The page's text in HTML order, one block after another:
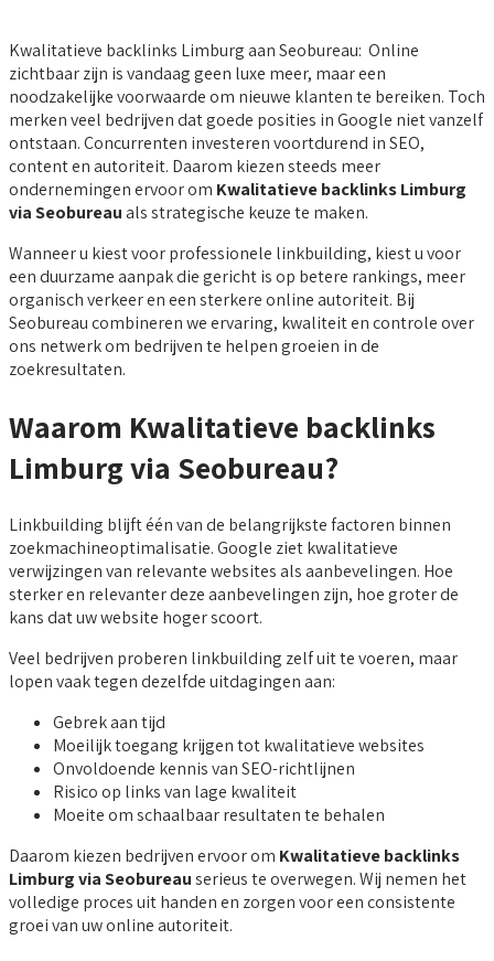
Kwalitatieve backlinks Limburg aan Seobureau: Online
zichtbaar zijn is vandaag geen luxe meer, maar een
noodzakelijke voorwaarde om nieuwe klanten te bereiken. Toch
merken veel bedrijven dat goede posities in Google niet vanzelf
ontstaan. Concurrenten investeren voortdurend in SEO,
content en autoriteit. Daarom kiezen steeds meer
ondernemingen ervoor om Kwalitatieve backlinks Limburg
via Seobureauals strategische keuze te maken.
Wanneer u kiest voor professionele linkbuilding, kiest u voor
een duurzame aanpak die gericht is op betere rankings, meer
organisch verkeer en een sterkere online autoriteit. Bij
Seobureau combineren we ervaring, kwaliteit en controle over
ons netwerk om bedrijven te helpen groeien in de
zoekresultaten.
Waarom Kwalitatieve backlinks
Limburg via Seobureau?
Linkbuilding blijft één van de belangrijkste factoren binnen
zoekmachineoptimalisatie. Google ziet kwalitatieve
verwijzingen van relevante websites als aanbevelingen. Hoe
sterker en relevanter deze aanbevelingen zijn, hoe groter de
kans dat uw website hoger scoort.
Veel bedrijven proberen linkbuilding zelf uit te voeren, maar
lopen vaak tegen dezelfde uitdagingen aan:
Gebrek aan tijd
Moeilijk toegang krijgen tot kwalitatieve websites
Onvoldoende kennis van SEO-richtlijnen
Risico op links van lage kwaliteit
Moeite om schaalbaar resultaten te behalen
Daarom kiezen bedrijven ervoor om Kwalitatieve backlinks
Limburg via Seobureauserieus te overwegen. Wij nemen het
volledige proces uit handen en zorgen voor een consistente
groei van uw online autoriteit.